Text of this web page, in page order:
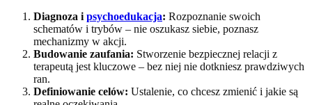
Diagnoza i psychoedukacja: Rozpoznanie swoich
schematów i trybów – nie oszukasz siebie, poznasz
mechanizmy w akcji.
Budowanie zaufania: Stworzenie bezpiecznej relacji z
terapeutą jest kluczowe – bez niej nie dotkniesz prawdziwych
ran.
Definiowanie celów: Ustalenie, co chcesz zmienić i jakie są